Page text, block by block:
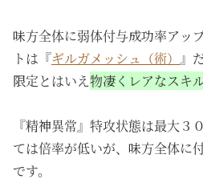
味方全体に弱体付与成功率アッ
トは『ギルガメッシュ（術）
』
限定とはいえ 物凄くレアなスキ
『精神異常』特攻状態は最大３
ては倍率が低いが、味方全体に
です。